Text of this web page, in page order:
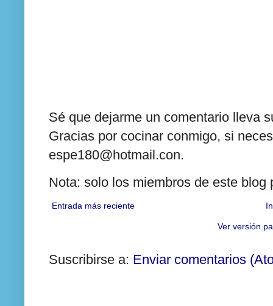
Sé que dejarme un comentario lleva
Gracias por cocinar conmigo, si
espe180@hotmail.con.
Nota: solo los miembros de este
Entrada más reciente
Ver versión
Suscribirse a: Enviar comentarios